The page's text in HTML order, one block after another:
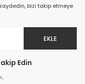
bizi takip etmeye
EKLE
Edin